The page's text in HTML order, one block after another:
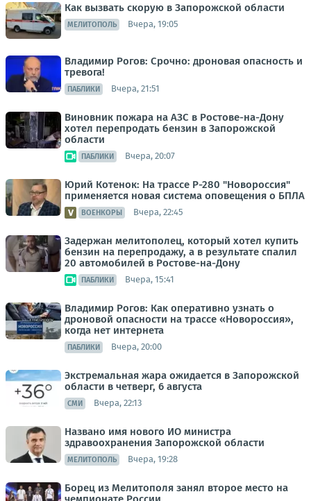
Как вызвать скорую в Запорожской области
МЕЛИТОПОЛЬ Вчера, 19:05
Владимир Рогов: Срочно: дроновая опасность и
тревога!
ПАБЛИКИ Вчера, 21:51
Виновник пожара на АЗС в Ростове-на-Дону
хотел перепродать бензин в Запорожской
области
ПАБЛИКИ Вчера, 20:07
Юрий Котенок: На трассе Р-280 "Новороссия"
применяется новая система оповещения о БПЛА
ВОЕНКОРЫ Вчера, 22:45
Задержан мелитополец, который хотел купить
бензин на перепродажу, а в результате спалил
20 автомобилей в Ростове-на-Дону
ПАБЛИКИ Вчера, 15:41
Владимир Рогов: Как оперативно узнать о
дроновой опасности на трассе «Новороссия»,
когда нет интернета
ПАБЛИКИ Вчера, 20:00
Экстремальная жара ожидается в Запорожской
области в четверг, 6 августа
СМИ Вчера, 22:13
Названо имя нового ИО министра
здравоохранения Запорожской области
МЕЛИТОПОЛЬ Вчера, 19:28
Борец из Мелитополя занял второе место на